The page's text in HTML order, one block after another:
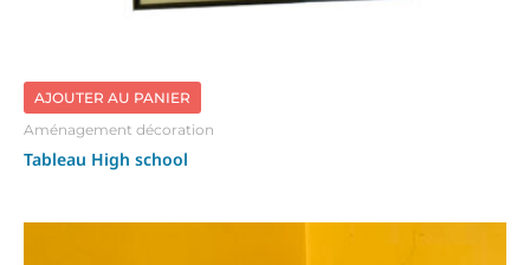
AJOUTER AU PANIER
Aménagement décoration
Tableau High school